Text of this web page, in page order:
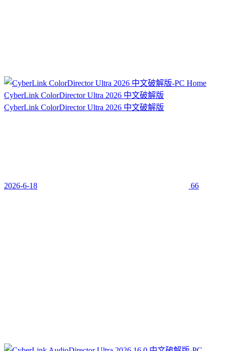
CyberLink ColorDirector Ultra 2026 中文破解版
CyberLink ColorDirector Ultra 2026 中文破解版
2026-6-18 66